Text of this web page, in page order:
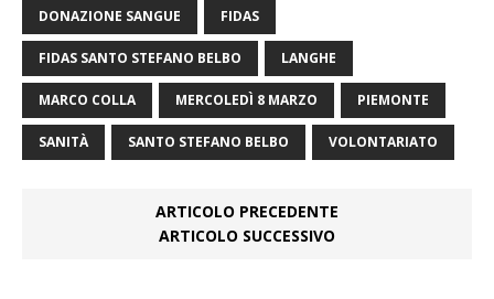
DONAZIONE SANGUE FIDAS
FIDAS SANTO STEFANO BELBO LANGHE
MARCO COLLA MERCOLEDÌ 8 MARZO PIEMONTE
SANITÀ SANTO STEFANO BELBO VOLONTARIATO
ARTICOLO PRECEDENTE
ARTICOLO SUCCESSIVO